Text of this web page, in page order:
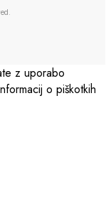
z uporabo
o piškotkih